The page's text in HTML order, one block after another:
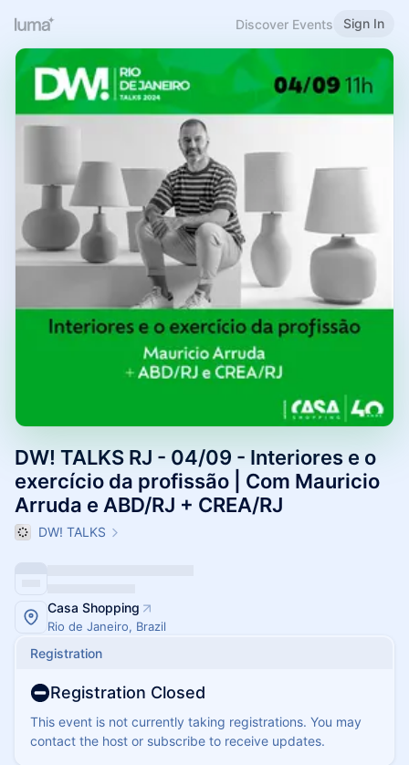
Discover Events Sign In
DW! TALKS RJ - 04/09 - Interiores e o
exercício da profissão | Com Mauricio
Arruda e ABD/RJ + CREA/RJ
DW! TALKS
Casa Shopping
Rio de Janeiro, Brazil
Registration
Registration Closed
This event is not currently taking registrations. You may
contact the host or subscribe to receive updates.